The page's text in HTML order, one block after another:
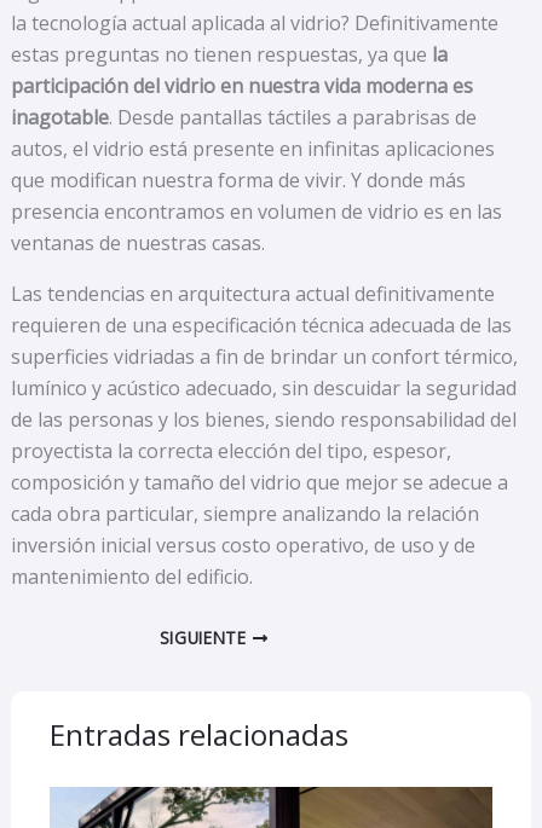
la tecnología actual aplicada al vidrio? Definitivamente
estas preguntas no tienen respuestas, ya que la
participación del vidrio en nuestra vida moderna es
inagotable. Desde pantallas táctiles a parabrisas de
autos, el vidrio está presente en infinitas aplicaciones
que modifican nuestra forma de vivir. Y donde más
presencia encontramos en volumen de vidrio es en las
ventanas de nuestras casas.
Las tendencias en arquitectura actual definitivamente
requieren de una especificación técnica adecuada de las
superficies vidriadas a fin de brindar un confort térmico,
lumínico y acústico adecuado, sin descuidar la seguridad
de las personas y los bienes, siendo responsabilidad del
proyectista la correcta elección del tipo, espesor,
composición y tamaño del vidrio que mejor se adecue a
cada obra particular, siempre analizando la relación
inversión inicial versus costo operativo, de uso y de
mantenimiento del edificio.
SIGUIENTE
Entradas relacionadas